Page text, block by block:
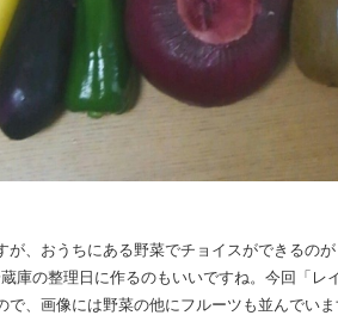
が、おうちにある野菜でチョイスができるの
庫の整理日に作るのもいいですね。今回「
で、画像には野菜の他にフルーツも並んでいま